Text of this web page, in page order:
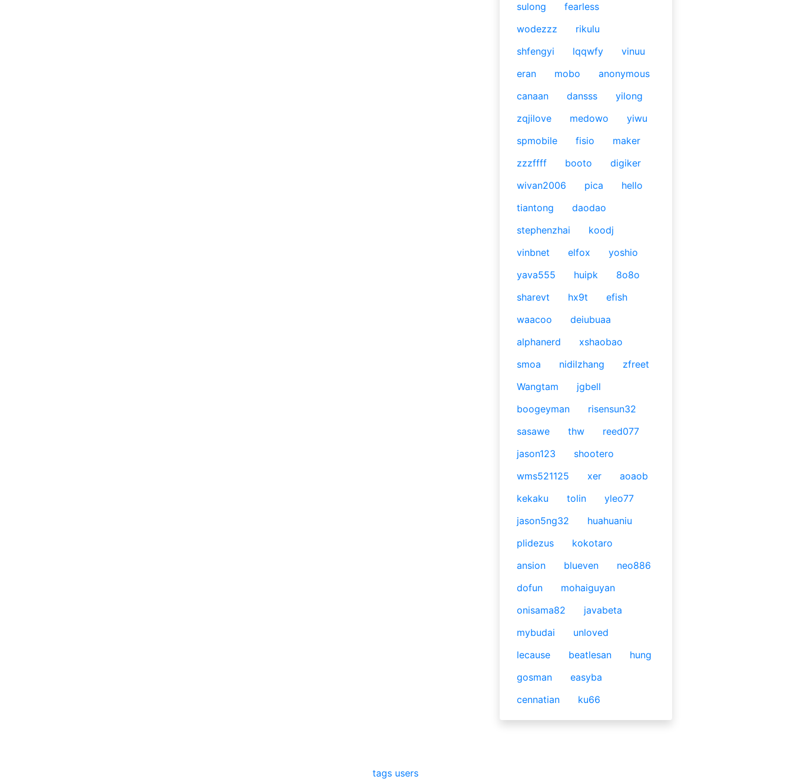
sulong
fearless
wodezzz
rikulu
shfengyi
lqqwfy
vinuu
eran
mobo
anonymous
canaan
dansss
yilong
zqjilove
medowo
yiwu
spmobile
fisio
maker
zzzffff
booto
digiker
wivan2006
pica
hello
tiantong
daodao
stephenzhai
koodj
vinbnet
elfox
yoshio
yava555
huipk
8o8o
sharevt
hx9t
efish
waacoo
deiubuaa
alphanerd
xshaobao
smoa
nidilzhang
zfreet
Wangtam
jgbell
boogeyman
risensun32
sasawe
thw
reed077
jason123
shootero
wms521125
xer
aoaob
kekaku
tolin
yleo77
jason5ng32
huahuaniu
plidezus
kokotaro
ansion
blueven
neo886
dofun
mohaiguyan
onisama82
javabeta
mybudai
unloved
lecause
beatlesan
hung
gosman
easyba
cennatian
ku66
tags users